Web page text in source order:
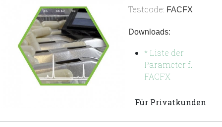
Testcode: FACFX
Downloads:
* Liste der
Parameter f.
FACFX
Für Privatkunden